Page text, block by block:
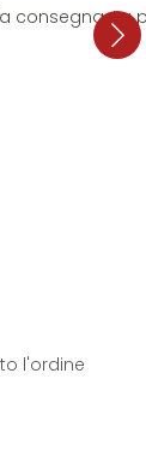
consegna. La
l'ordine